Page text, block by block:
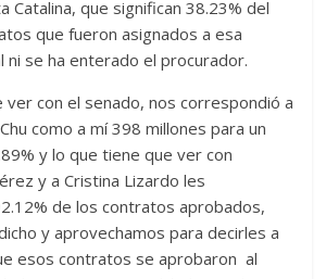
Catalina, que significan 38.23% del
que fueron asignados a esa
ni se ha enterado el procurador.
ver con el senado, nos correspondió a
como a mí 398 millones para un
y lo que tiene que ver con
y a Cristina Lizardo les
de los contratos aprobados,
y aprovechamos para decirles a
esos contratos se aprobaron al